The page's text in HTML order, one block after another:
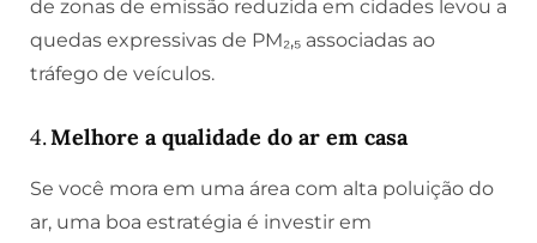
de zonas de emissão reduzida em cidades levou a
quedas expressivas de PM₂,₅ associadas ao
tráfego de veículos.
4.Melhore a qualidade do ar em casa
Se você mora em uma área com alta poluição do
ar, uma boa estratégia é investir em